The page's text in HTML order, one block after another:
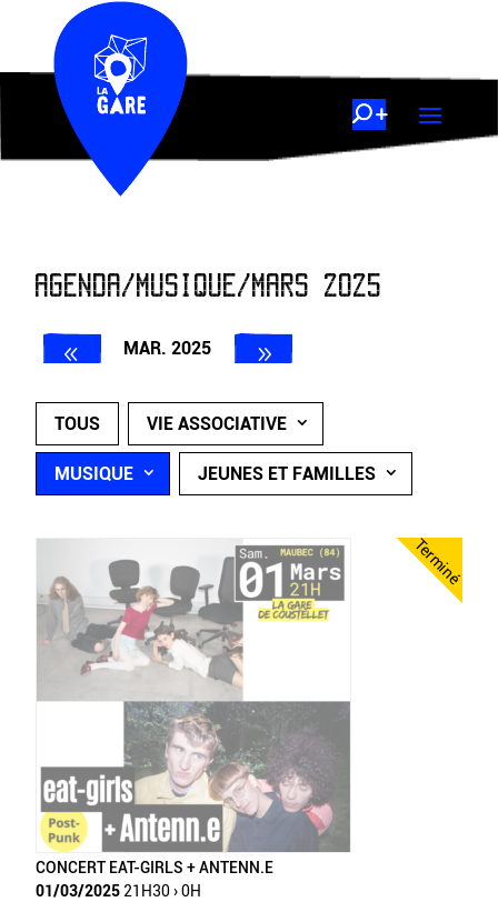
AGENDA/MUSIQUE/MARS 2025
MAR. 2025
TOUS VIE ASSOCIATIVE
MUSIQUE JEUNES ET FAMILLES
Terminé
CONCERT EAT-GIRLS + ANTENN.E
01/03/2025 21H30 › 0H